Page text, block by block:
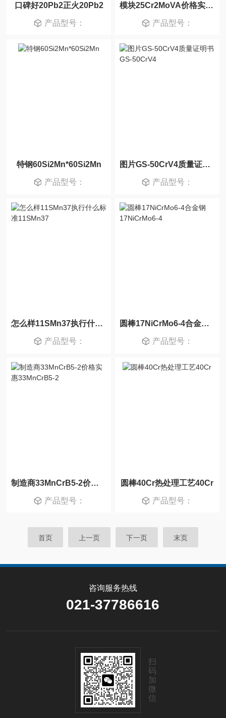
口碑好20Pb2正火20Pb2
产品型号：
模块25Cr2MoVA价格实惠25Cr2MoVA
产品型号：
特钢60Si2Mn*60Si2Mn
产品型号：
图片GS-50CrV4质量证明书GS-50CrV4
产品型号：
怎么样11SMn37执行什么标准11SMn37
产品型号：
圆棒17NiCrMo6-4合金钢17NiCrMo6-4
产品型号：
制造商33MnCrB5-2价格实惠33MnCrB5-2
产品型号：
圆棒40Cr热处理工艺40Cr
产品型号：
首页 上一页 下一页 末页
咨询服务热线
021-37786616
扫
码
加
微
信